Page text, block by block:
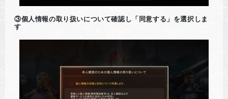
③個人情報の取り扱いについて確認し「同意する」を選択しま
す